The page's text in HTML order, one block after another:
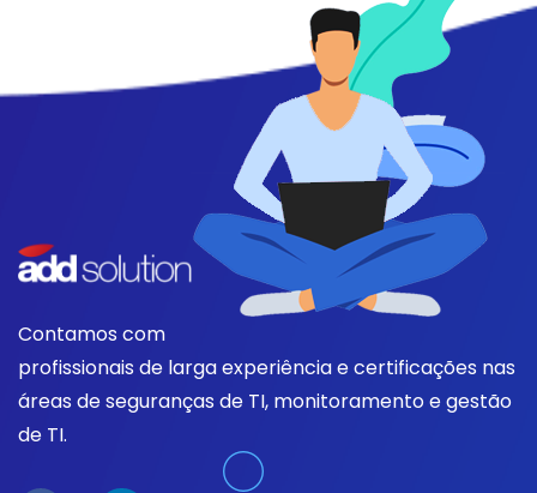
Contamos com
profissionais de larga experiência e certificações nas
áreas de seguranças de TI, monitoramento e gestão
de TI.